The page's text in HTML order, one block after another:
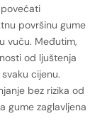
površinu gume
vuču. Međutim,
od ljuštenja
cijenu.
bez rizika od
gume zaglavljena